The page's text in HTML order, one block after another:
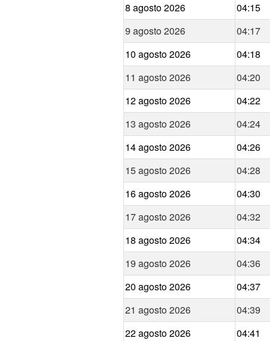
8 agosto 2026
04:15
9 agosto 2026
04:17
10 agosto 2026
04:18
11 agosto 2026
04:20
12 agosto 2026
04:22
13 agosto 2026
04:24
14 agosto 2026
04:26
15 agosto 2026
04:28
16 agosto 2026
04:30
17 agosto 2026
04:32
18 agosto 2026
04:34
19 agosto 2026
04:36
20 agosto 2026
04:37
21 agosto 2026
04:39
22 agosto 2026
04:41